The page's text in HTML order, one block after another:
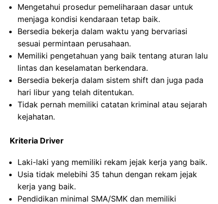
Mengetahui prosedur pemeliharaan dasar untuk
menjaga kondisi kendaraan tetap baik.
Bersedia bekerja dalam waktu yang bervariasi
sesuai permintaan perusahaan.
Memiliki pengetahuan yang baik tentang aturan lalu
lintas dan keselamatan berkendara.
Bersedia bekerja dalam sistem shift dan juga pada
hari libur yang telah ditentukan.
Tidak pernah memiliki catatan kriminal atau sejarah
kejahatan.
Kriteria Driver
Laki-laki yang memiliki rekam jejak kerja yang baik.
Usia tidak melebihi 35 tahun dengan rekam jejak
kerja yang baik.
Pendidikan minimal SMA/SMK dan memiliki